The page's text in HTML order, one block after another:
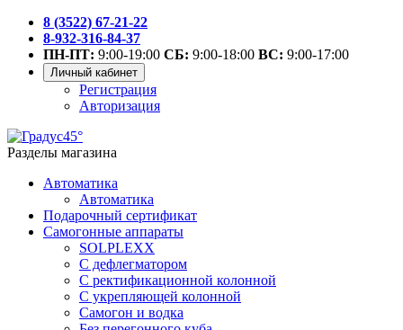
8 (3522) 67-21-22
8-932-316-84-37
ПН-ПТ: 9:00-19:00 СБ: 9:00-18:00 ВС: 9:00-17:00
Личный кабинет
Регистрация
Авторизация
Разделы магазина
Автоматика
Автоматика
Подарочный сертификат
Самогонные аппараты
SOLPLEXX
С дефлегматором
С ректификационной колонной
С укрепляющей колонной
Самогон и водка